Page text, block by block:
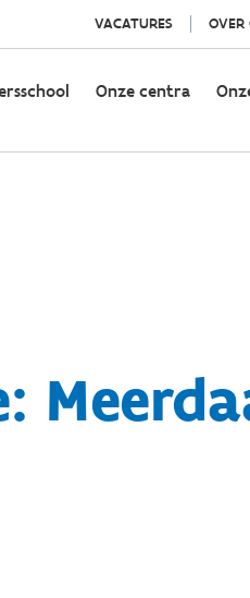
VACATURES OVER
Onze centra